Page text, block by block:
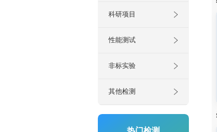
科研项目
性能测试
非标实验
其他检测